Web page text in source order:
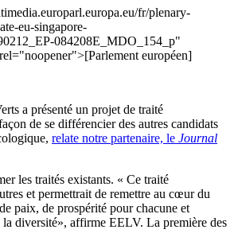
fr/plenary-
eu-singapore-
084208E_MDO_154_p"
européen]
a présenté un projet de traité
de se différencier des autres candidats
relate notre partenaire, le Journal
les traités existants. « Ce traité
et permettrait de remettre au cœur du
paix, de prospérité pour chacune et
la diversité», affirme EELV. La première des